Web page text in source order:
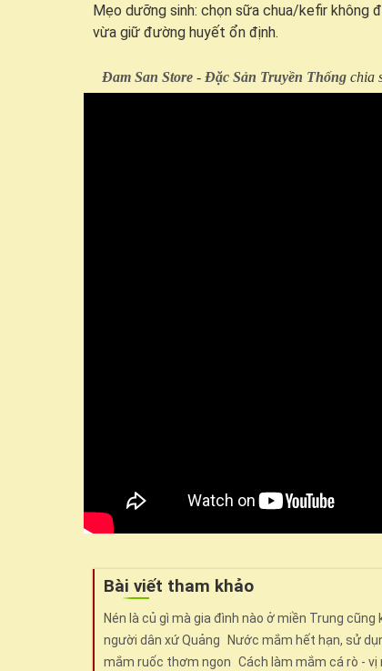
Mẹo dưỡng sinh: chọn sữa chua/kefir không
vừa giữ đường huyết ổn định.
Đam San Store - Đặc Sản Truyền Thống chia
Bài viết tham khảo
Nén là củ gì mà gia đình nào ở miền Trung cũng
người dân xứ Quảng Nước mắm hết hạn, sử
mắm ruốc thơm ngon Cách làm mắm cá rò -